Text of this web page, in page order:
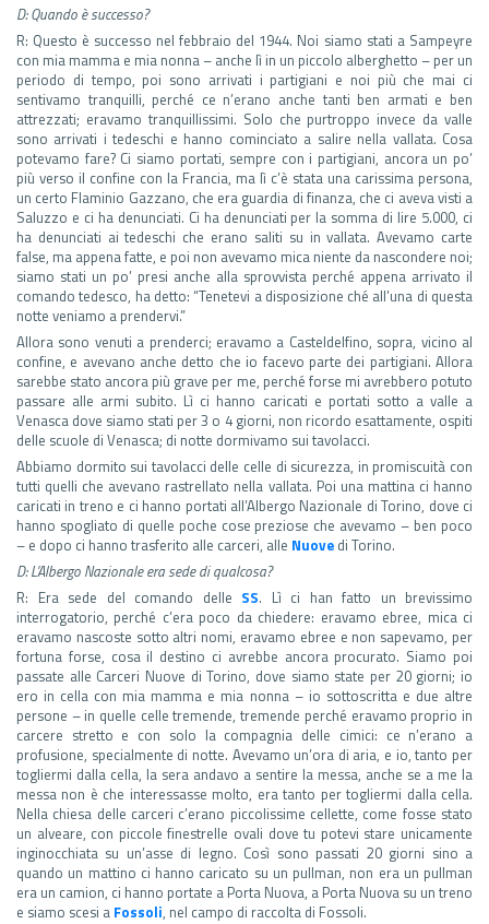
D: Quando è successo?
R: Questo è successo nel febbraio del 1944. Noi siamo stati a Sampeyre
con mia mamma e mia nonna – anche lì in un piccolo alberghetto – per un
periodo di tempo, poi sono arrivati i partigiani e noi più che mai ci
sentivamo tranquilli, perché ce n’erano anche tanti ben armati e ben
attrezzati; eravamo tranquillissimi. Solo che purtroppo invece da valle
sono arrivati i tedeschi e hanno cominciato a salire nella vallata. Cosa
potevamo fare? Ci siamo portati, sempre con i partigiani, ancora un po’
più verso il confine con la Francia, ma lì c’è stata una carissima persona,
un certo Flaminio Gazzano, che era guardia di finanza, che ci aveva visti a
Saluzzo e ci ha denunciati. Ci ha denunciati per la somma di lire 5.000, ci
ha denunciati ai tedeschi che erano saliti su in vallata. Avevamo carte
false, ma appena fatte, e poi non avevamo mica niente da nascondere noi;
siamo stati un po’ presi anche alla sprovvista perché appena arrivato il
comando tedesco, ha detto: “Tenetevi a disposizione ché all’una di questa
notte veniamo a prendervi.”
Allora sono venuti a prenderci; eravamo a Casteldelfino, sopra, vicino al
confine, e avevano anche detto che io facevo parte dei partigiani. Allora
sarebbe stato ancora più grave per me, perché forse mi avrebbero potuto
passare alle armi subito. Lì ci hanno caricati e portati sotto a valle a
Venasca dove siamo stati per 3 o 4 giorni, non ricordo esattamente, ospiti
delle scuole di Venasca; di notte dormivamo sui tavolacci.
Abbiamo dormito sui tavolacci delle celle di sicurezza, in promiscuità con
tutti quelli che avevano rastrellato nella vallata. Poi una mattina ci hanno
caricati in treno e ci hanno portati all’Albergo Nazionale di Torino, dove ci
hanno spogliato di quelle poche cose preziose che avevamo – ben poco
– e dopo ci hanno trasferito alle carceri, alle Nuove di Torino.
D: L’Albergo Nazionale era sede di qualcosa?
R: Era sede del comando delle SS. Lì ci han fatto un brevissimo
interrogatorio, perché c’era poco da chiedere: eravamo ebree, mica ci
eravamo nascoste sotto altri nomi, eravamo ebree e non sapevamo, per
fortuna forse, cosa il destino ci avrebbe ancora procurato. Siamo poi
passate alle Carceri Nuove di Torino, dove siamo state per 20 giorni; io
ero in cella con mia mamma e mia nonna – io sottoscritta e due altre
persone – in quelle celle tremende, tremende perché eravamo proprio in
carcere stretto e con solo la compagnia delle cimici: ce n’erano a
profusione, specialmente di notte. Avevamo un’ora di aria, e io, tanto per
togliermi dalla cella, la sera andavo a sentire la messa, anche se a me la
messa non è che interessasse molto, era tanto per togliermi dalla cella.
Nella chiesa delle carceri c’erano piccolissime cellette, come fosse stato
un alveare, con piccole finestrelle ovali dove tu potevi stare unicamente
inginocchiata su un’asse di legno. Così sono passati 20 giorni sino a
quando un mattino ci hanno caricato su un pullman, non era un pullman
era un camion, ci hanno portate a Porta Nuova, a Porta Nuova su un treno
e siamo scesi a Fossoli, nel campo di raccolta di Fossoli.